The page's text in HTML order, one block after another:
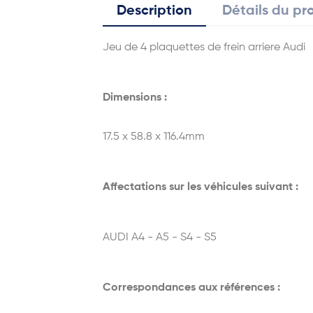
Description Détails du
Jeu de 4 plaquettes de frein arriere Audi
Dimensions :
17.5 x 58.8 x 116.4mm
Affectations sur les véhicules suivant :
AUDI A4 - A5 - S4 - S5
Correspondances aux références :